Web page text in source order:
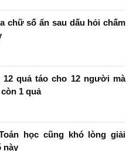
chữ số ẩn sau dấu hỏi chấm
quả táo cho 12 người mà
1 quả
học cũng khó lòng giải
này